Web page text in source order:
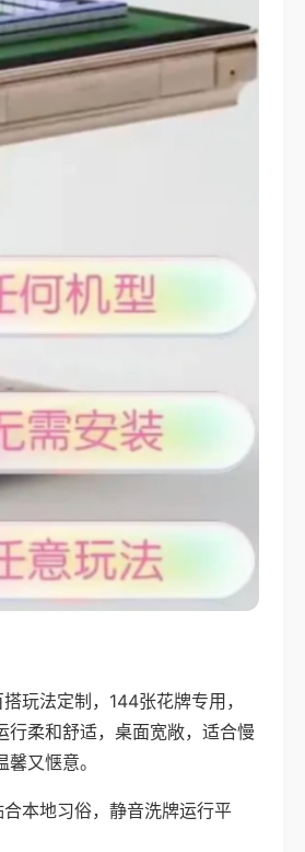
玩法定制，144张花牌专用，
行柔和舒适，桌面宽敞，适合慢
又惬意。
本地习俗，静音洗牌运行平